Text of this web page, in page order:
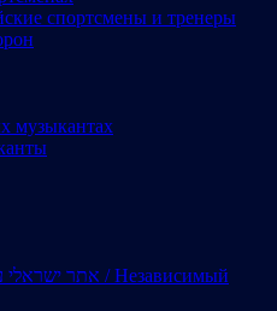
спортсмены и тренеры
музыкантах